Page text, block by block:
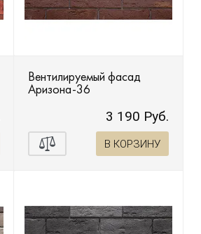
Вентилируемый фасад
Аризона-36
3 190 Руб.
В КОРЗИНУ